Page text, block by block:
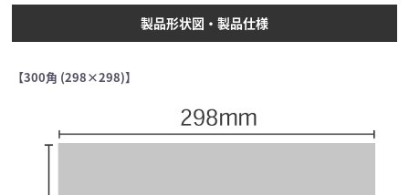
製品形状図・製品仕様
【300角 (298×298)】